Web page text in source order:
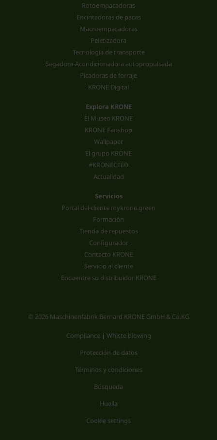
Rotoempacadoras
Encintadoras de pacas
Macroempacadoras
Peletizadora
Tecnología de transporte
Segadora-Acondicionadora autopropulsada
Picadoras de forraje
KRONE Digital
Explora KRONE
El Museo KRONE
KRONE Fanshop
Wallpaper
El grupo KRONE
#KRONECTED
Actualidad
Servicios
Portal del cliente mykrone.green
Formación
Tienda de repuestos
Configurador
Contacto KRONE
Servicio al cliente
Encuentre su distribuidor KRONE
© 2026 Maschinenfabrik Bernard KRONE GmbH & Co.KG
Compliance | Whiste blowing
Protección de datos
Términos y condiciones
Búsqueda
Huella
Cookie settings